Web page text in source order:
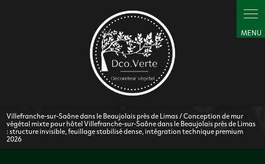
Villefranche-sur-Saône dans le Beaujolais près de Limas / Conception de mur
végétal mixte pour hôtel Villefranche-sur-Saône dans le Beaujolais près de Limas
: structure invisible, feuillage stabilisé dense, intégration technique premium
2026